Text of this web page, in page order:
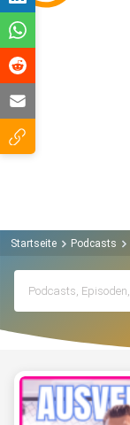
Startseite Podcasts